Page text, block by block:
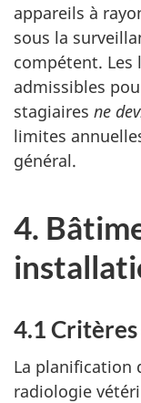
appareils à
sous la
compétent. Les
admissibles
stagiaires ne
limites
général.
4.
4.1
La planification
radiologie